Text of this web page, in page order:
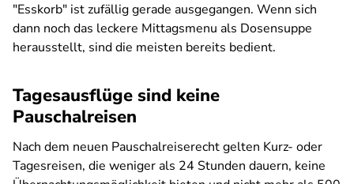
"Esskorb" ist zufällig gerade ausgegangen. Wenn sich
dann noch das leckere Mittagsmenu als Dosensuppe
herausstellt, sind die meisten bereits bedient.
Tagesausflüge sind keine
Pauschalreisen
Nach dem neuen Pauschalreiserecht gelten Kurz- oder
Tagesreisen, die weniger als 24 Stunden dauern, keine